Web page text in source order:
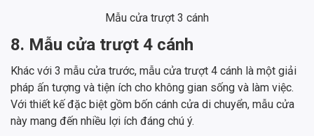
Mẫu cửa trượt 3 cánh
8. Mẫu cửa trượt 4 cánh
Khác với 3 mẫu cửa trước, mẫu cửa trượt 4 cánh là một giải
pháp ấn tượng và tiện ích cho không gian sống và làm việc.
Với thiết kế đặc biệt gồm bốn cánh cửa di chuyển, mẫu cửa
này mang đến nhiều lợi ích đáng chú ý.